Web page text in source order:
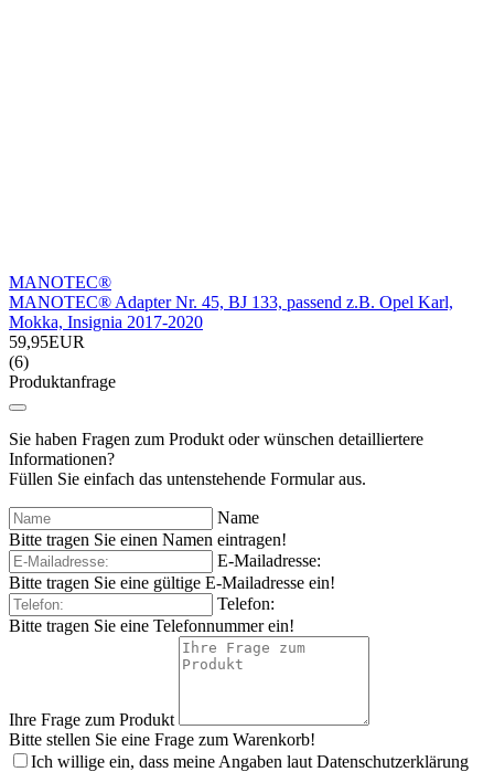
MANOTEC®
MANOTEC® Adapter Nr. 45, BJ 133, passend z.B. Opel Karl,
Mokka, Insignia 2017-2020
59,95EUR
(6)
Produktanfrage
Sie haben Fragen zum Produkt oder wünschen detailliertere
Informationen?
Füllen Sie einfach das untenstehende Formular aus.
Name
Bitte tragen Sie einen Namen eintragen!
E-Mailadresse:
Bitte tragen Sie eine gültige E-Mailadresse ein!
Telefon:
Bitte tragen Sie eine Telefonnummer ein!
Ihre Frage zum Produkt
Bitte stellen Sie eine Frage zum Warenkorb!
Ich willige ein, dass meine Angaben laut Datenschutzerklärung